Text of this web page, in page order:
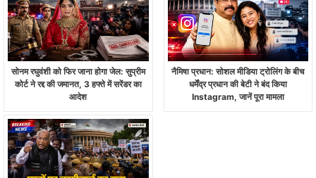
सोनम रघुवंशी को फिर जाना होगा जेल: सुप्रीम
कोर्ट ने रद्द की जमानत, 3 हफ्ते में सरेंडर का
आदेश
नैमिषा प्रधान: सोशल मीडिया ट्रोलिंग के बीच
धर्मेंद्र प्रधान की बेटी ने बंद किया
Instagram, जानें पूरा मामला